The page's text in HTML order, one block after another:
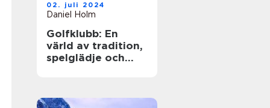
02. juli 2024
Daniel Holm
Golfklubb: En
värld av tradition,
spelglädje och